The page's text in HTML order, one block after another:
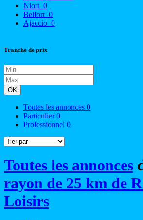
Niort 0
Belfort 0
Ajaccio 0
Tranche de prix
OK
Toutes les annonces 0
Particulier0
Professionnel 0
Toutes les annonces
rayon de 25 km de
Loisirs